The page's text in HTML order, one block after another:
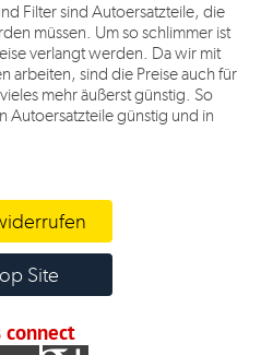
Filter sind Autoersatzteile, die
müssen. Um so schlimmer ist
verlangt werden. Da wir mit
arbeiten, sind die Preise auch für
mehr äußerst günstig. So
Autoersatzteile günstig und in
Site
connect